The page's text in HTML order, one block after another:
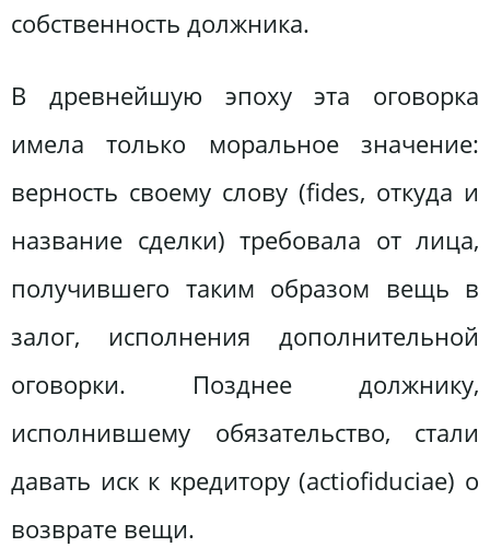
собственность должника.
В древнейшую эпоху эта оговорка
имела только моральное значение:
верность своему слову (fides, откуда и
название сделки) требовала от лица,
получившего таким образом вещь в
залог, исполнения дополнительной
оговорки. Позднее должнику,
исполнившему обязательство, стали
давать иск к кредитору (actiofiduciae) о
возврате вещи.